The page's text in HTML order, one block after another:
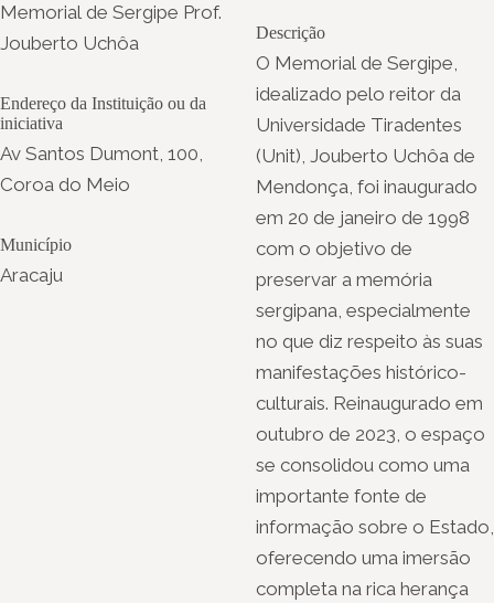
Memorial de Sergipe Prof.
Jouberto Uchôa
Endereço da Instituição ou da
iniciativa
Av Santos Dumont, 100,
Coroa do Meio
Município
Aracaju
Descrição
O Memorial de Sergipe,
idealizado pelo reitor da
Universidade Tiradentes
(Unit), Jouberto Uchôa de
Mendonça, foi inaugurado
em 20 de janeiro de 1998
com o objetivo de
preservar a memória
sergipana, especialmente
no que diz respeito às suas
manifestações histórico-
culturais. Reinaugurado em
outubro de 2023, o espaço
se consolidou como uma
importante fonte de
informação sobre o Estado,
oferecendo uma imersão
completa na rica herança